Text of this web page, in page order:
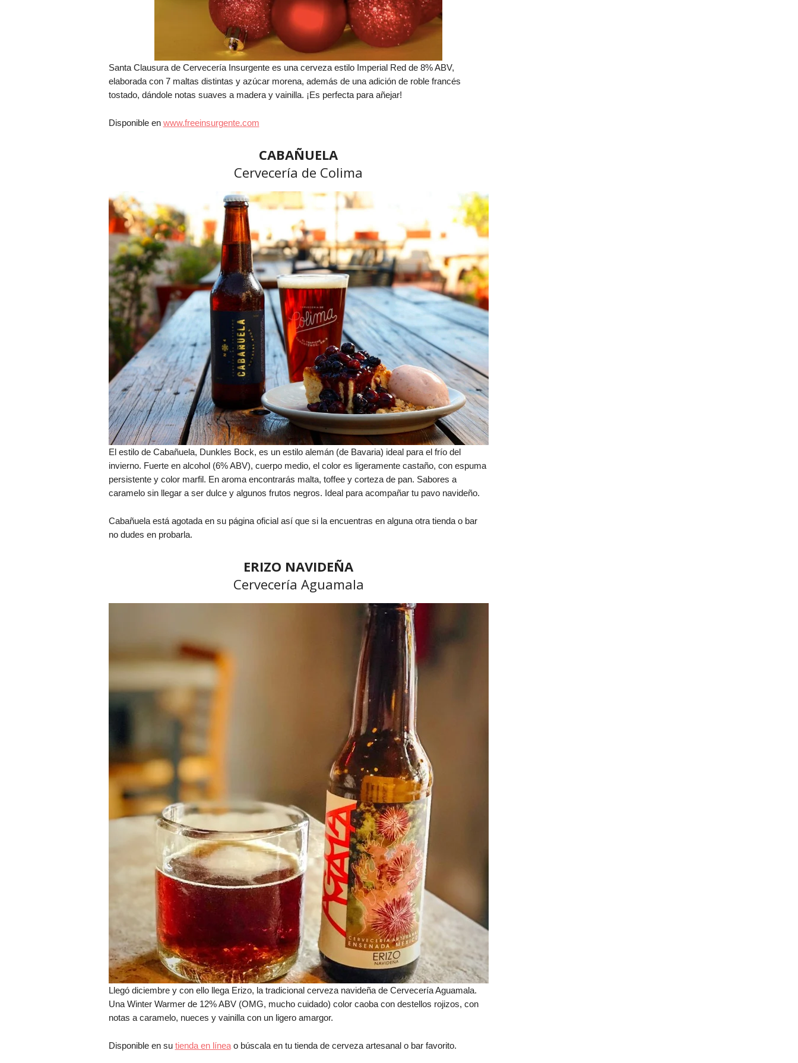
Santa Clausura de Cervecería Insurgente es una cerveza estilo Imperial Red de 8% ABV,
elaborada con 7 maltas distintas y azúcar morena, además de una adición de roble francés
tostado, dándole notas suaves a madera y vainilla. ¡Es perfecta para añejar!
Disponible en www.freeinsurgente.com
CABAÑUELA
Cervecería de Colima
El estilo de Cabañuela, Dunkles Bock, es un estilo alemán (de Bavaria) ideal para el frío del
invierno. Fuerte en alcohol (6% ABV), cuerpo medio, el color es ligeramente castaño, con espuma
persistente y color marfil. En aroma encontrarás malta, toffee y corteza de pan. Sabores a
caramelo sin llegar a ser dulce y algunos frutos negros. Ideal para acompañar tu pavo navideño.
Cabañuela está agotada en su página oficial así que si la encuentras en alguna otra tienda o bar
no dudes en probarla.
ERIZO NAVIDEÑA
Cervecería Aguamala
Llegó diciembre y con ello llega Erizo, la tradicional cerveza navideña de Cervecería Aguamala.
Una Winter Warmer de 12% ABV (OMG, mucho cuidado) color caoba con destellos rojizos, con
notas a caramelo, nueces y vainilla con un ligero amargor.
Disponible en su tienda en líneao búscala en tu tienda de cerveza artesanal o bar favorito.